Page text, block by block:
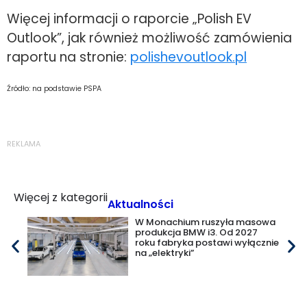
Więcej informacji o raporcie „Polish EV
Outlook”, jak również możliwość zamówienia
raportu na stronie: polishevoutlook.pl
Źródło: na podstawie PSPA
REKLAMA
Więcej z kategoriiAktualności
W Monachium ruszyła masowa
produkcja BMW i3. Od 2027
roku fabryka postawi wyłącznie
na „elektryki”